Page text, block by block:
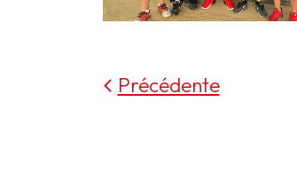
Précédente